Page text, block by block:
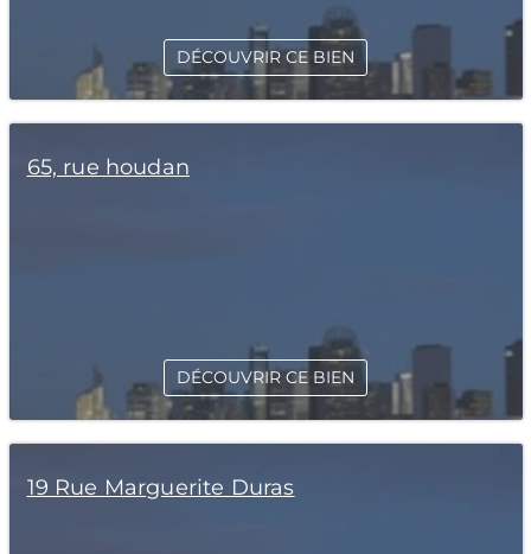
DÉCOUVRIR CE BIEN
65, rue houdan
DÉCOUVRIR CE BIEN
19 Rue Marguerite Duras